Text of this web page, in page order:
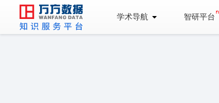
学术导航 智研平台